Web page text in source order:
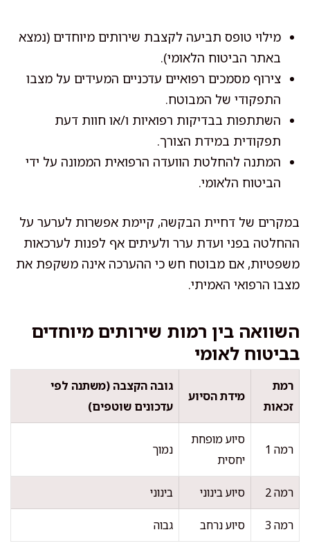
מילוי טופס תביעה לקצבת שירותים מיוחדים (נמצא
באתר הביטוח הלאומי).
צירוף מסמכים רפואיים עדכניים המעידים על מצבו
התפקודי של המבוטח.
השתתפות בבדיקות רפואיות ו/או חוות דעת
תפקודית במידת הצורך.
המתנה להחלטת הוועדה הרפואית הממונה על ידי
הביטוח הלאומי.
במקרים של דחיית הבקשה, קיימת אפשרות לערער על
ההחלטה בפני ועדת ערר ולעיתים אף לפנות לערכאות
משפטיות, אם מבוטח חש כי ההערכה אינה משקפת את
מצבו הרפואי האמיתי.
השוואה בין רמות שירותים מיוחדים
בביטוח לאומי
רמת
זכאות
מידת הסיוע
גובה הקצבה (משתנה לפי
עדכונים שוטפים)
רמה 1
סיוע מופחת
יחסית
נמוך
רמה 2 סיוע בינוני בינוני
רמה 3 סיוע נרחב גבוה